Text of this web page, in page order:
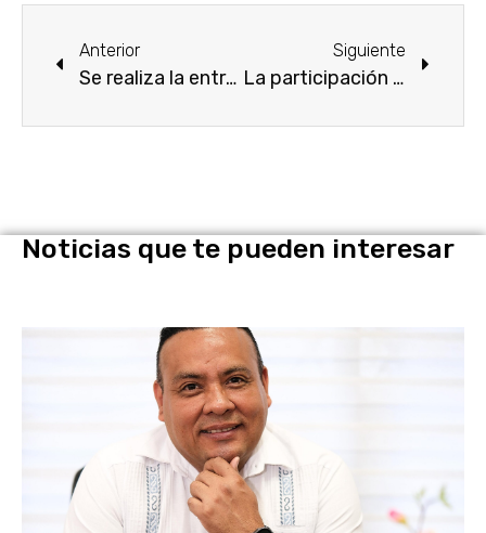
Anterior
Se realiza la entrega de las listas nominales electorales de 5 consejos distritales de la entidad.
Siguiente
La participación ciudadana debe ser un cauce natural, para que las inquietudes y propuestas de la población se conviertan en leyes.
Noticias que te pueden interesar